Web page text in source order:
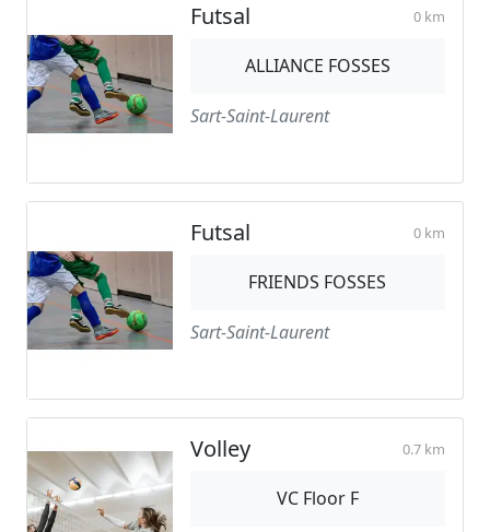
Futsal 0 km
ALLIANCE FOSSES
Sart-Saint-Laurent
Futsal 0 km
FRIENDS FOSSES
Sart-Saint-Laurent
Volley 0.7 km
VC Floor F